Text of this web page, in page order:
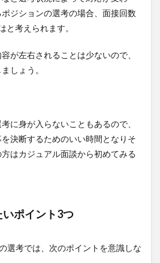
ジションの選考の場合、面接回数
と考えられます。
が左右されることは少ないので、
しょう。
に身が入らないこともあるので、
決断するためのいい時間となりそ
はカジュアル面談から初めてみる
ポイント3つ
選考では、次のポイントを意識しな